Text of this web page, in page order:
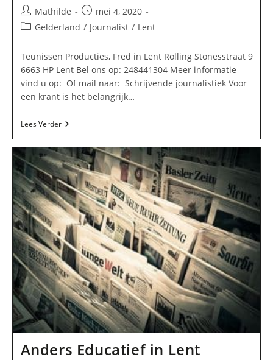
Bericht
auteur:
Mathilde
Bericht
gepubliceerd
op:
mei 4, 2020
Berichtcategorie:
Gelderland / Journalist / Lent
Teunissen Producties, Fred in Lent Rolling Stonesstraat 9
6663 HP Lent Bel ons op: 248441304 Meer informatie
vind u op: Of mail naar: Schrijvende journalistiek Voor
een krant is het belangrijk…
Lees VerderTeunissen
Producties,
Fred
In
Lent
Anders Educatief in Lent